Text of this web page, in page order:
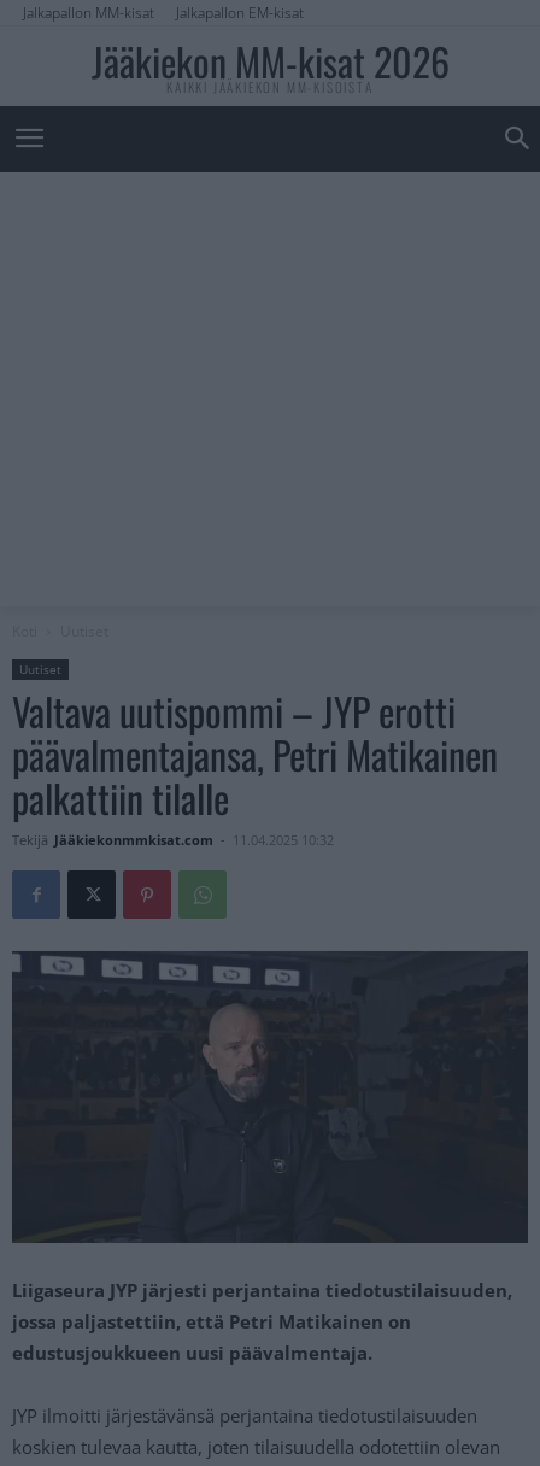
Jalkapallon MM-kisat Jalkapallon EM-kisat
Jääkiekon MM-kisat 2026
KAIKKI JÄÄKIEKON MM-KISOISTA
Uutiset
Valtava uutispommi – JYP erotti
päävalmentajansa, Petri Matikainen
palkattiin tilalle
Tekijä Jääkiekonmmkisat.com - 11.04.2025 10:32
Liigaseura JYP järjesti perjantaina tiedotustilaisuuden,
jossa paljastettiin, että Petri Matikainen on
edustusjoukkueen uusi päävalmentaja.
JYP ilmoitti järjestävänsä perjantaina tiedotustilaisuuden
koskien tulevaa kautta, joten tilaisuudella odotettiin olevan